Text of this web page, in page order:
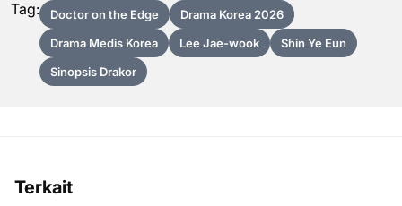
Tag: Doctor on the Edge
Drama Korea 2026
Drama Medis Korea
Lee Jae-wook
Shin Ye Eun
Sinopsis Drakor
Terkait